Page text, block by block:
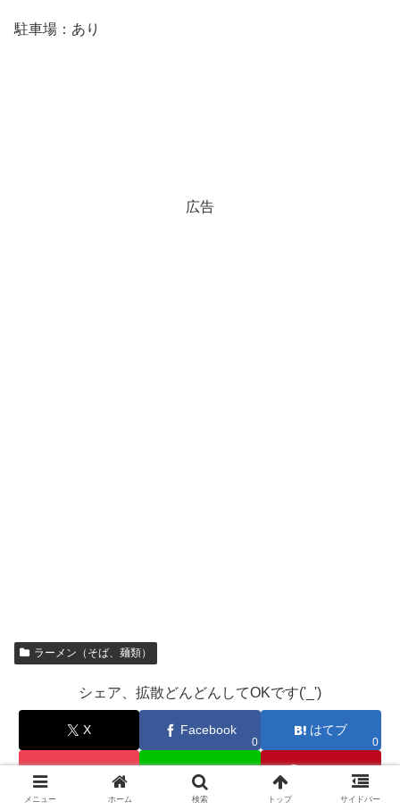
駐車場：あり
広告
ラーメン（そば、麺類）
シェア、拡散どんどんしてOKです('_')
X Facebook
0
はてブ
0
Pocket LINE Pinterest
メニュー ホーム 検索 トップ サイドバー